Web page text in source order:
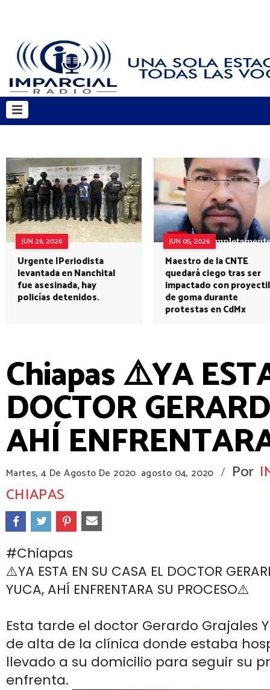
JUN 26, 2026
Urgente |Periodista
levantada en Nanchital
fue asesinada, hay
policías detenidos.
JUN 05, 2026
Maestro de la CNTE
quedará ciego tras ser
impactado con proyectil
de goma durante
protestas en CdMx
Chiapas ⚠️YA
DOCTOR
AHÍ
Martes, 4 De Agosto De 2020 agosto 04, 2020 / Por
CHIAPAS
#Chiapas
⚠️YA ESTA EN SU CASA EL DOCTOR
YUCA, AHÍ ENFRENTARA SU PROCESO⚠️
Esta tarde el doctor Gerardo Grajales
de alta de la clínica donde estaba
llevado a su domicilio para seguir su
enfrenta.